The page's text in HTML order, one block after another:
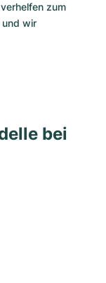
zum
und wir
bei